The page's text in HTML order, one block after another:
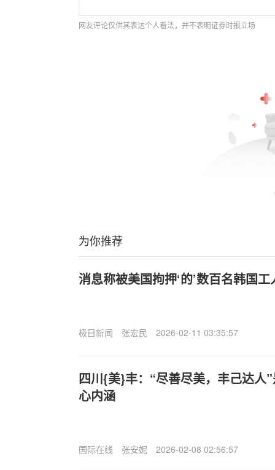
网友评论仅供其表达个人看法，并不表明证券时报立场
为你推荐
消息称被美国拘押‘的’数百名韩国
极目新闻 张宏民 2026-02-11 03:35:57
四川{美}丰：“尽善尽美，丰己达人
心内涵
国际在线 张安妮 2026-02-08 02:56:57